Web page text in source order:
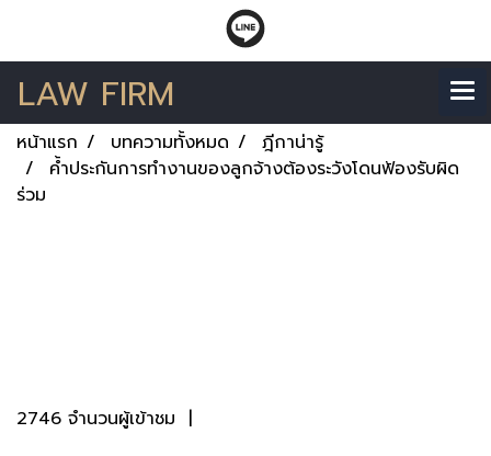
LAW FIRM
หน้าแรก บทความทั้งหมด
ฎีกาน่ารู้
ค้ำประกันการทำงานของลูกจ้างต้องระวังโดนฟ้องรับผิด
ร่วม
2746 จำนวนผู้เข้าชม |